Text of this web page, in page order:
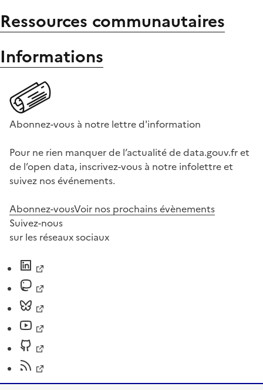
Ressources communautaires
Informations
Abonnez-vous à notre lettre d'information
Pour ne rien manquer de l’actualité de data.gouv.fr et
de l’open data, inscrivez-vous à notre infolettre et
suivez nos événements.
Abonnez-vousVoir nos prochains évènements
Suivez-nous
sur les réseaux sociaux